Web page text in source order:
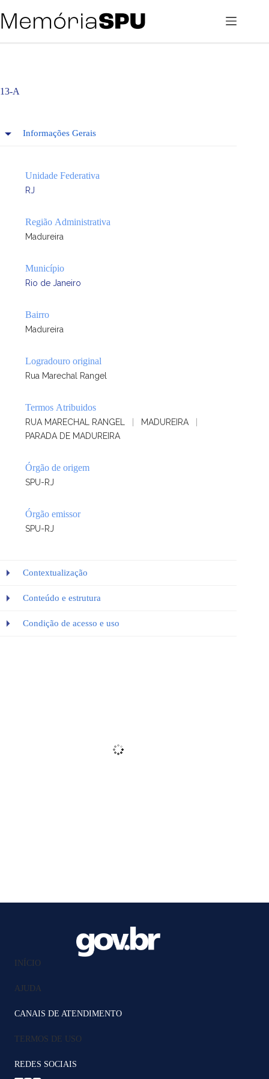
para
o
13-A
Informações Gerais
Unidade Federativa
RJ
Região Administrativa
Madureira
Município
Rio de Janeiro
Bairro
Madureira
Logradouro original
Rua Marechal Rangel
Termos Atribuidos
RUA MARECHAL RANGEL MADUREIRA
PARADA DE MADUREIRA
Órgão de origem
SPU-RJ
Órgão emissor
SPU-RJ
Contextualização
Conteúdo e estrutura
Condição de acesso e uso
INÍCIO
AJUDA
CANAIS DE ATENDIMENTO
TERMOS DE USO
REDES SOCIAIS